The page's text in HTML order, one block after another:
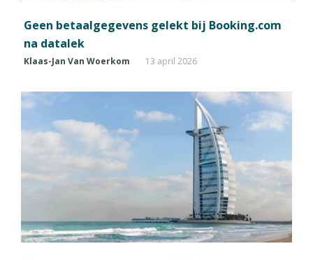
Geen betaalgegevens gelekt bij Booking.com
na datalek
Klaas-Jan Van Woerkom 13 april 2026